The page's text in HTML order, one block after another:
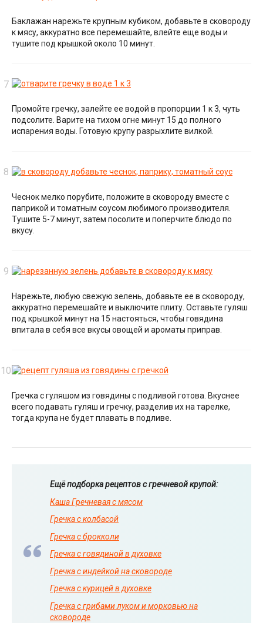
Баклажан нарежьте крупным кубиком, добавьте в сковороду
к мясу, аккуратно все перемешайте, влейте еще воды и
тушите под крышкой около 10 минут.
Промойте гречку, залейте ее водой в пропорции 1 к 3, чуть
подсолите. Варите на тихом огне минут 15 до полного
испарения воды. Готовую крупу разрыхлите вилкой.
Чеснок мелко порубите, положите в сковороду вместе с
паприкой и томатным соусом любимого производителя.
Тушите 5-7 минут, затем посолите и поперчите блюдо по
вкусу.
Нарежьте, любую свежую зелень, добавьте ее в сковороду,
аккуратно перемешайте и выключите плиту. Оставьте гуляш
под крышкой минут на 15 настояться, чтобы говядина
впитала в себя все вкусы овощей и ароматы приправ.
Гречка с гуляшом из говядины с подливой готова. Вкуснее
всего подавать гуляш и гречку, разделив их на тарелке,
тогда крупа не будет плавать в подливе.
Ещё подборка рецептов с гречневой крупой:
Каша Гречневая с мясом
Гречка с колбасой
Гречка с брокколи
Гречка с говядиной в духовке
Гречка с индейкой на сковороде
Гречка с курицей в духовке
Гречка с грибами луком и морковью на
сковороде